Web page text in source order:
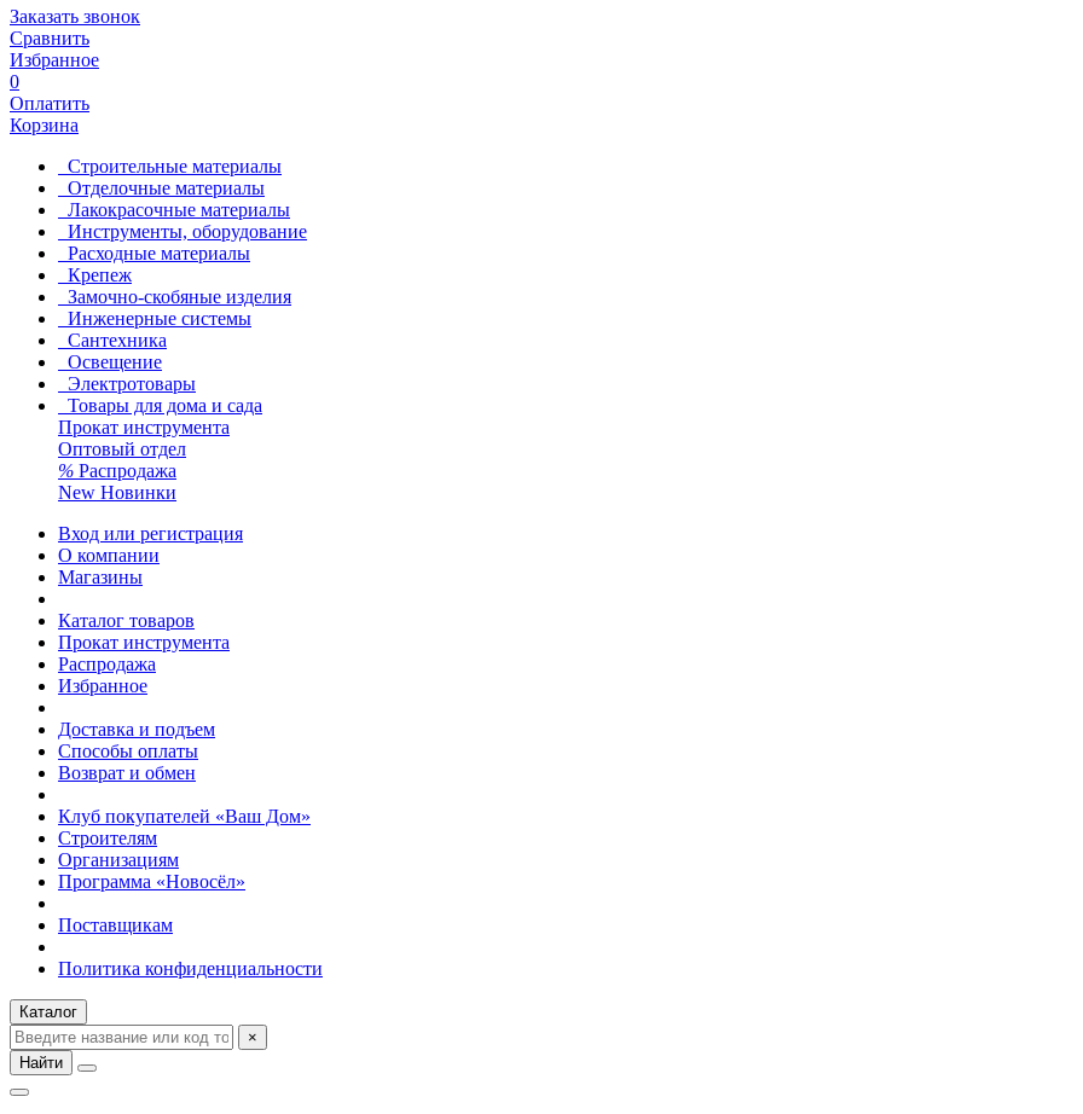
Заказать звонок
Сравнить
Избранное
0
Оплатить
Корзина
Строительные материалы
Отделочные материалы
Лакокрасочные материалы
Инструменты, оборудование
Расходные материалы
Крепеж
Замочно-скобяные изделия
Инженерные системы
Сантехника
Освещение
Электротовары
Товары для дома и сада
Прокат инструмента
Оптовый отдел
% Распродажа
New Новинки
Вход или регистрация
О компании
Магазины
Каталог товаров
Прокат инструмента
Распродажа
Избранное
Доставка и подъем
Способы оплаты
Возврат и обмен
Клуб покупателей «Ваш Дом»
Строителям
Организациям
Программа «Новосёл»
Поставщикам
Политика конфиденциальности
Каталог
×
Найти